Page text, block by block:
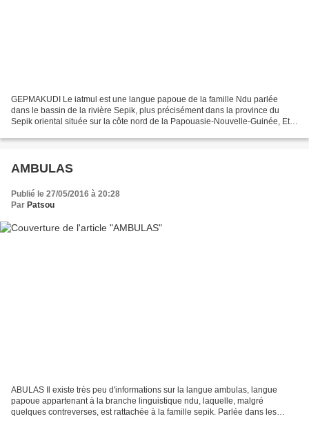
GEPMAKUDI Le iatmul est une langue papoue de la famille Ndu parlée
dans le bassin de la rivière Sepik, plus précisément dans la province du
Sepik oriental située sur la côte nord de la Papouasie-Nouvelle-Guinée, Etat
AMBULAS
Publié le 27/05/2016 à 20:28
Par Patsou
ABULAS Il existe très peu d'informations sur la langue ambulas, langue
papoue appartenant à la branche linguistique ndu, laquelle, malgré
quelques contreverses, est rattachée à la famille sepik. Parlée dans les